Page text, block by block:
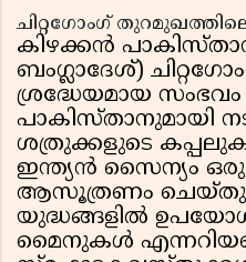
ചിറ്റഗോംഗ്
കിഴക്കൻ
ബംഗ്ലാദേശ്)
ശ്രദ്ധേയമായ
പാകിസ്താനുമായി
ശത്രുക്കളുടെ
ഇന്ത്യൻ സൈന്യം ഒരു
ആസൂത്രണം ചെയ്തു.
യുദ്ധങ്ങളിൽ
മൈനുകൾ